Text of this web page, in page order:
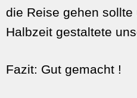
die Reise gehen
Halbzeit gestaltete
Fazit: Gut gemacht !